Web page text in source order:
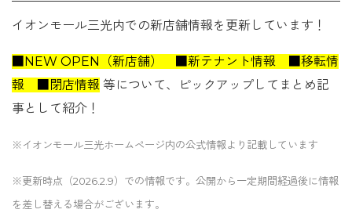
イオンモール三光内での新店舗情報を更新しています！
■NEW OPEN（新店舗） ■新テナント情報 ■移転情
報 ■閉店情報 等について、ピックアップしてまとめ記
事として紹介！
※イオンモール三光ホームページ内の公式情報より記載しています
※更新時点（2026.2.9）での情報です。公開から一定期間経過後に情報
を差し替える場合がございます。